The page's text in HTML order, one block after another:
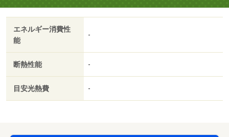
エネルギー消費性
能
-
断熱性能 -
目安光熱費 -